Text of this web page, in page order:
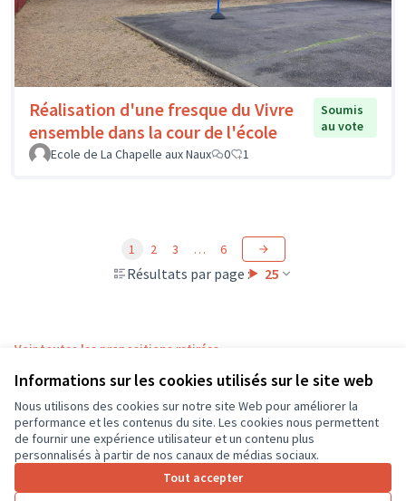
Informations sur les cookies utilisés sur le site web
Nous utilisons des cookies sur notre site Web pour améliorer la
performance et les contenus du site. Les cookies nous permettent
de fournir une expérience utilisateur et un contenu plus
personnalisés à partir de nos canaux de médias sociaux.
Tout accepter
Réalisation d'une fresque du Vivre
ensemble dans la cour de l'école
Soumis
au vote
Ecole de La Chapelle aux Naux
0 1
Résultats par page : 25
1 2 3 … 6
Voir toutes les propositions retirées
Conditions d'utilisation
Paramètres des cookies
CD37 sur X
(Lien externe)
CD37 sur Facebook
CD37 sur Instagram
CD37 sur YouTube
(Lien externe)